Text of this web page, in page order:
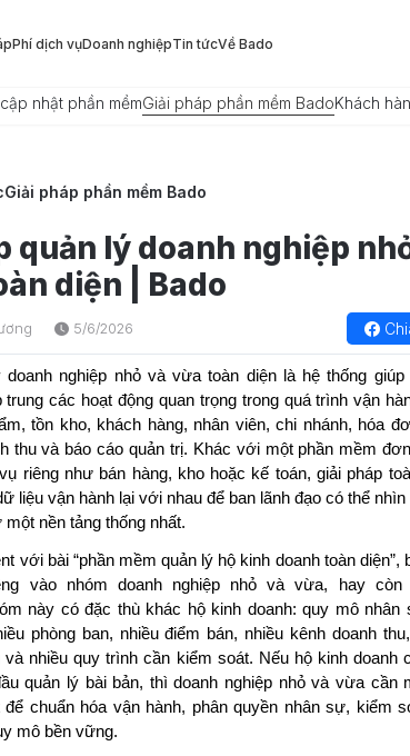
Phí dịch vụDoanh nghiệpTin tứcVề Bado
nhật phần mềmGiải pháp phần mềm BadoKhách
Giải pháp phần mềm Bado
quản lý doanh nghiệp
diện | Bado
5/6/2026
doanh nghiệp nhỏ và vừa toàn diện là hệ thống giúp
trung các hoạt động quan trọng trong quá trình vận
tồn kho, khách hàng, nhân viên, chi nhánh, hóa
thu và báo cáo quản trị. Khác với một phần mềm
riêng như bán hàng, kho hoặc kế toán, giải pháp
liệu vận hành lại với nhau để ban lãnh đạo có thể nhìn
nền tảng thống nhất.
với bài “phần mềm quản lý hộ kinh doanh toàn diện”,
vào nhóm doanh nghiệp nhỏ và vừa, hay còn
này có đặc thù khác hộ kinh doanh: quy mô nhân
phòng ban, nhiều điểm bán, nhiều kênh doanh
và nhiều quy trình cần kiểm soát. Nếu hộ kinh doanh
quản lý bài bản, thì doanh nghiệp nhỏ và vừa cần
để chuẩn hóa vận hành, phân quyền nhân sự, kiểm
mô bền vững.